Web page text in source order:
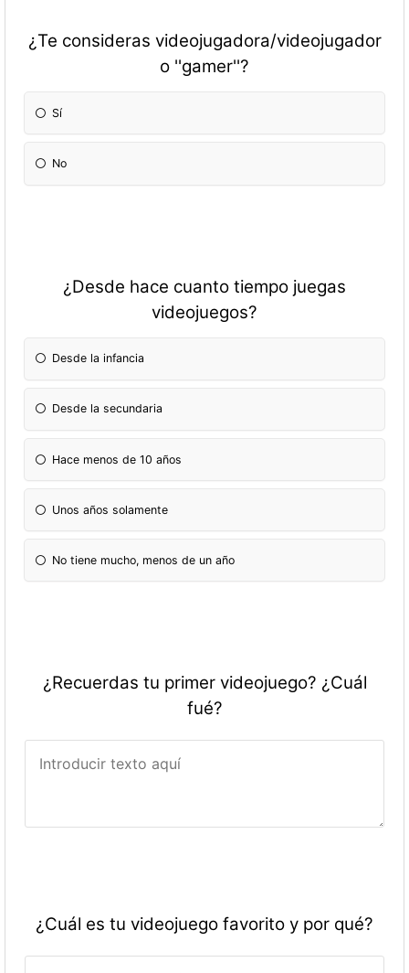
¿Te consideras videojugadora/videojugador
o ''gamer''?
Sí
No
¿Desde hace cuanto tiempo juegas
videojuegos?
Desde la infancia
Desde la secundaria
Hace menos de 10 años
Unos años solamente
No tiene mucho, menos de un año
¿Recuerdas tu primer videojuego? ¿Cuál
fué?
¿Cuál es tu videojuego favorito y por qué?